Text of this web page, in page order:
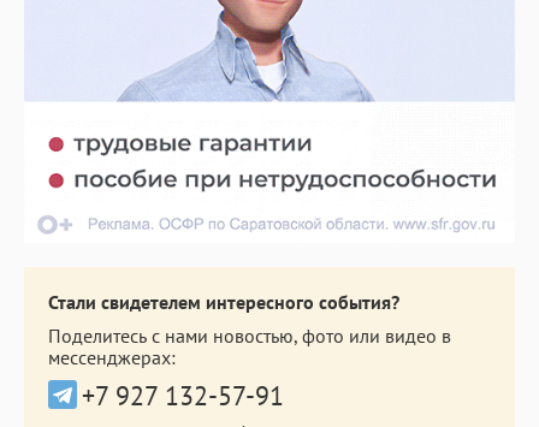
Стали свидетелем интересного события?
Поделитесь с нами новостью, фото или видео в
мессенджерах:
+7 927 132-57-91